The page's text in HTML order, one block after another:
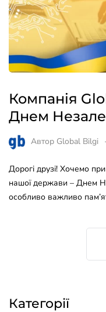
Компанія
Днем
Автор Global Bilgi
Дорогі друзі! Хочемо
нашої держави – Днем
особливо важливо
Категорії